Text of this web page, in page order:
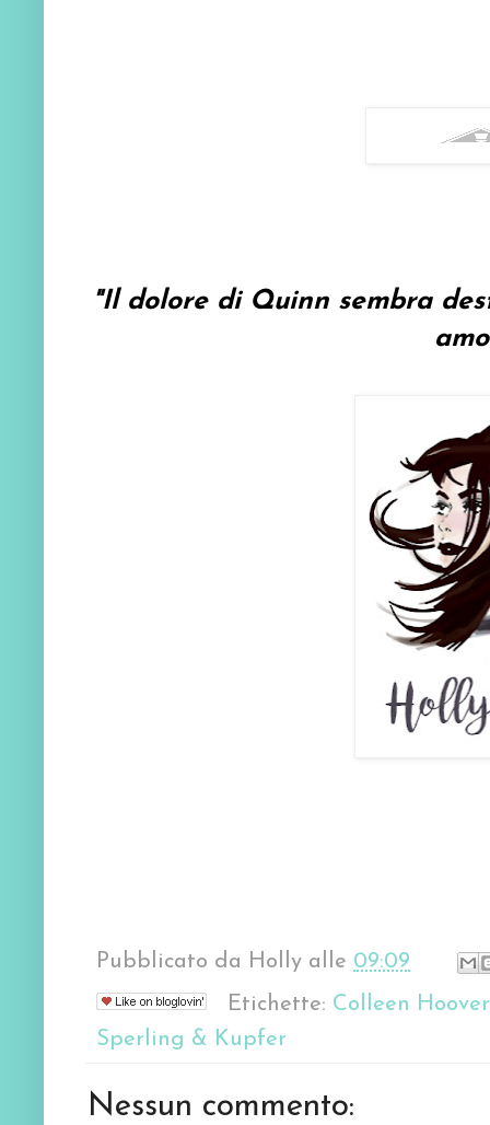
"Il dolore di Quinn sembra
Pubblicato da Holly alle 09:09
Etichette: Colleen Hoover
Sperling & Kupfer
Nessun commento: